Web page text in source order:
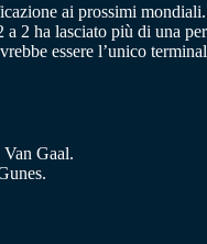
ai prossimi
2 ha lasciato più di una
essere l’unico
Gaal.